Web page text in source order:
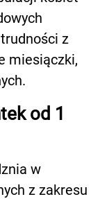
z
miesiączki,
od 1
w
z zakresu